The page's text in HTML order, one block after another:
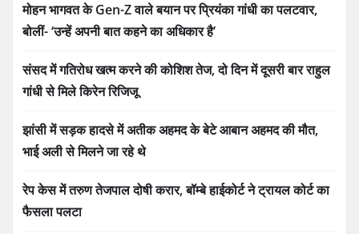
मोहन भागवत के Gen-Z वाले बयान पर प्रियंका गांधी का पलटवार,
बोलीं- ‘उन्हें अपनी बात कहने का अधिकार है’
संसद में गतिरोध खत्म करने की कोशिश तेज, दो दिन में दूसरी बार राहुल
गांधी से मिले किरेन रिजिजू
झांसी में सड़क हादसे में अतीक अहमद के बेटे आबान अहमद की मौत,
भाई अली से मिलने जा रहे थे
रेप केस में तरुण तेजपाल दोषी करार, बॉम्बे हाईकोर्ट ने ट्रायल कोर्ट का
फैसला पलटा